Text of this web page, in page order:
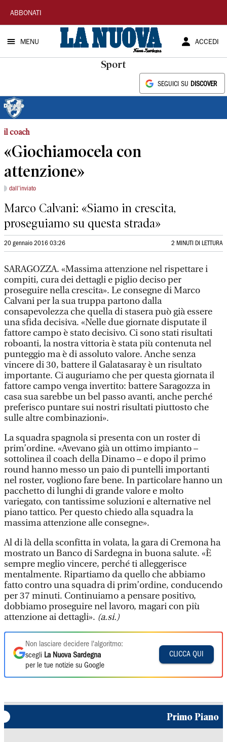
La
Nuova
Sardegna
ABBONATI
MENU ACCEDI
Sport
SEGUICI SU DISCOVER
il coach
«Giochiamocela con
attenzione»
dall’inviato
Marco Calvani: «Siamo in crescita,
proseguiamo su questa strada»
20 gennaio 2016 03:26 2 MINUTI DI LETTURA
SARAGOZZA. «Massima attenzione nel rispettare i
compiti, cura dei dettagli e piglio deciso per
proseguire nella crescita». Le consegne di Marco
Calvani per la sua truppa partono dalla
consapevolezza che quella di stasera può già essere
una sfida decisiva. «Nelle due giornate disputate il
fattore campo è stato decisivo. Ci sono stati risultati
roboanti, la nostra vittoria è stata più contenuta nel
punteggio ma è di assoluto valore. Anche senza
vincere di 30, battere il Galatasaray è un risultato
importante. Ci auguriamo che per questa giornata il
fattore campo venga invertito: battere Saragozza in
casa sua sarebbe un bel passo avanti, anche perché
preferisco puntare sui nostri risultati piuttosto che
sulle altre combinazioni».
La squadra spagnola si presenta con un roster di
prim’ordine. «Avevano già un ottimo impianto –
sottolinea il coach della Dinamo – e dopo il primo
round hanno messo un paio di puntelli importanti
nel roster, vogliono fare bene. In particolare hanno un
pacchetto di lunghi di grande valore e molto
variegato, con tantissime soluzioni e alternative nel
piano tattico. Per questo chiedo alla squadra la
massima attenzione alle consegne».
Al di là della sconfitta in volata, la gara di Cremona ha
mostrato un Banco di Sardegna in buona salute. «È
sempre meglio vincere, perché ti alleggerisce
mentalmente. Ripartiamo da quello che abbiamo
fatto contro una squadra di prim’ordine, conducendo
per 37 minuti. Continuiamo a pensare positivo,
dobbiamo proseguire nel lavoro, magari con più
attenzione ai dettagli». (a.si.)
Non lasciare decidere l'algoritmo:
scegli La Nuova Sardegna
per le tue notizie su Google
CLICCA QUI
Primo Piano